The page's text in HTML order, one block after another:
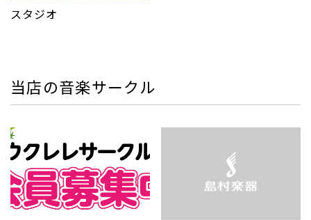
スタジオ
当店の音楽サークル